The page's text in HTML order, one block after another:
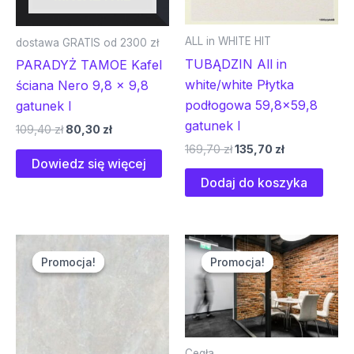
dostawa GRATIS od 2300 zł
PARADYŻ TAMOE Kafel
ściana Nero 9,8 x 9,8
gatunek I
109,40zł 80,30 zł
Dowiedz się więcej
ALL in WHITE HIT
TUBĄDZIN All in
white/white Płytka
podłogowa 59,8×59,8
gatunek I
169,70zł135,70 zł
Dodaj do koszyka
Promocja!
Promocja!
cena
wynosiła:
Promocja!
Promocja!
Pierwotna
cena
wynosiła:
140,00 zł.
Aktualna
cena
wynosi:
95,00 zł.